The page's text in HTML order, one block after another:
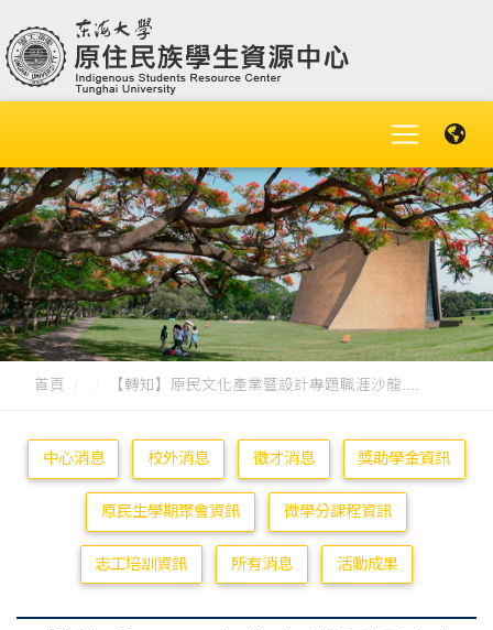
首頁 【轉知】原民文化產業暨設計專題職涯沙龍....
中心消息 校外消息 徵才消息 獎助學金資訊
原民生學期聚會資訊 微學分課程資訊
志工培訓資訊 所有消息 活動成果